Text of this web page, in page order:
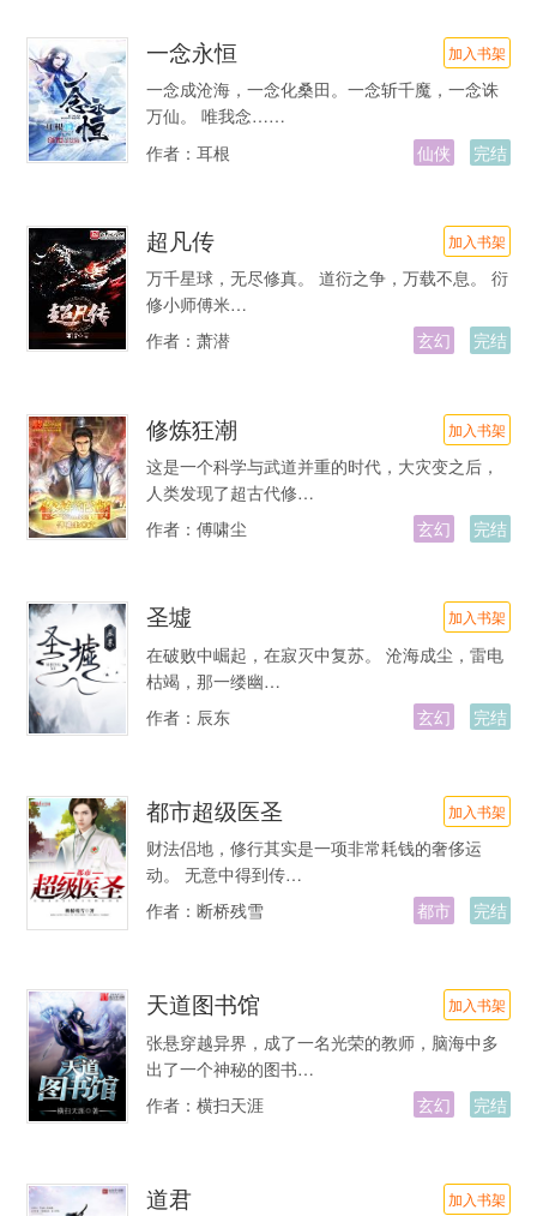
一念永恒 加入书架
一念成沧海，一念化桑田。一念斩千魔，一念诛
万仙。 唯我念……
作者： 耳根 仙侠 完结
超凡传 加入书架
万千星球，无尽修真。 道衍之争，万载不息。 衍
修小师傅米…
作者： 萧潜 玄幻 完结
修炼狂潮 加入书架
这是一个科学与武道并重的时代，大灾变之后，
人类发现了超古代修…
作者： 傅啸尘 玄幻 完结
圣墟 加入书架
在破败中崛起，在寂灭中复苏。 沧海成尘，雷电
枯竭，那一缕幽…
作者： 辰东 玄幻 完结
都市超级医圣 加入书架
财法侣地，修行其实是一项非常耗钱的奢侈运
动。 无意中得到传…
作者： 断桥残雪 都市 完结
天道图书馆 加入书架
张悬穿越异界，成了一名光荣的教师，脑海中多
出了一个神秘的图书…
作者： 横扫天涯 玄幻 完结
道君 加入书架